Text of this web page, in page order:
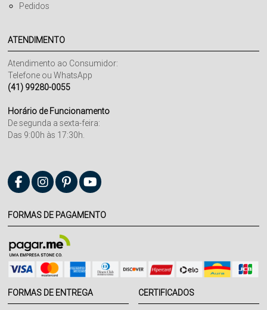
Pedidos
ATENDIMENTO
Atendimento ao Consumidor:
Telefone ou WhatsApp
(41) 99280-0055
Horário de Funcionamento
De segunda a sexta-feira:
Das 9:00h às 17:30h.
FORMAS DE PAGAMENTO
FORMAS DE ENTREGA CERTIFICADOS